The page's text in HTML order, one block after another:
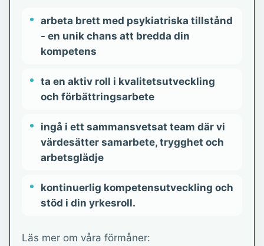
arbeta brett med psykiatriska tillstånd
- en unik chans att bredda din
kompetens
ta en aktiv roll i kvalitetsutveckling
och förbättringsarbete
ingå i ett sammansvetsat team där vi
värdesätter samarbete, trygghet och
arbetsglädje
kontinuerlig kompetensutveckling och
stöd i din yrkesroll.
Läs mer om våra förmåner: